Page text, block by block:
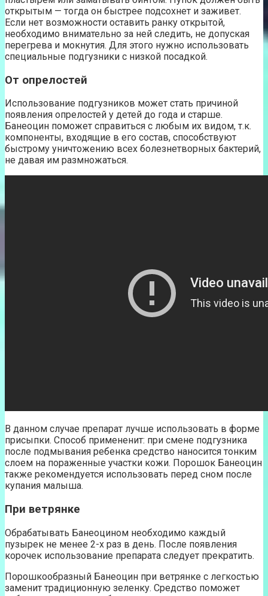
открытым — тогда он быстрее подсохнет и заживет.
Если нет возможности оставить ранку открытой,
необходимо внимательно за ней следить, не допуская
перегрева и мокнутия. Для этого нужно использовать
специальные подгузники с низкой посадкой.
От опрелостей
Использование подгузников может стать причиной
появления опрелостей у детей до года и старше.
Банеоцин поможет справиться с любым их видом, т.к.
компоненты, входящие в его состав, способствуют
быстрому уничтожению всех болезнетворных бактерий,
не давая им размножаться.
В данном случае препарат лучше использовать в форме
присыпки. Способ примененит: при смене подгузника
после подмывания ребенка средство наносится тонким
слоем на пораженные участки кожи. Порошок Банеоцин
также рекомендуется использовать перед сном после
купания малыша.
При ветрянке
Обрабатывать Банеоцином необходимо каждый
пузырек не менее 2-х раз в день. После появления
корочек использование препарата следует прекратить.
Порошкообразный Банеоцин при ветрянке с легкостью
заменит традиционную зеленку. Средство поможет